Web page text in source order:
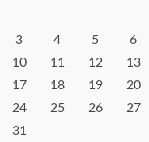
3
4 5 6
10
11 12 13
17
18 19 20
24
25 26 27
31